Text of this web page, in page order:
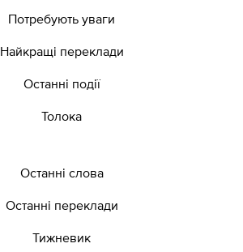
Потребують уваги
Найкращі переклади
Останні події
Толока
Останні слова
Останні переклади
Тижневик